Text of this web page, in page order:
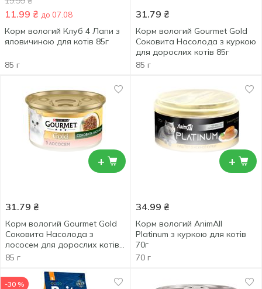
11.99 ₴ до 07.08
Корм вологий Клуб 4 Лапи з
яловичиною для котів 85г
85 г
31.79 ₴
Корм вологий Gourmet Gold
Соковита Насолода з куркою
для дорослих котів 85г
85 г
+
31.79 ₴
Корм вологий Gourmet Gold
Соковита Насолода з
лососем для дорослих котів
85г
85 г
+
34.99 ₴
Корм вологий AnimAll
Platinum з куркою для котів
70г
70 г
-30 %